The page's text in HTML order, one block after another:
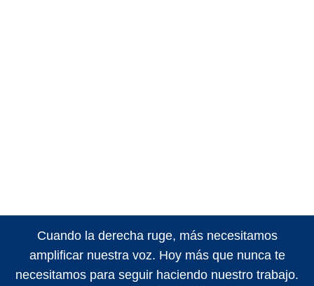
Cuando la derecha ruge, más necesitamos
amplificar nuestra voz. Hoy más que nunca te
necesitamos para seguir haciendo nuestro trabajo.